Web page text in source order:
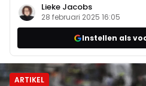
Lieke Jacobs
28 februari 2025 16:05
Instellen als
ARTIKEL